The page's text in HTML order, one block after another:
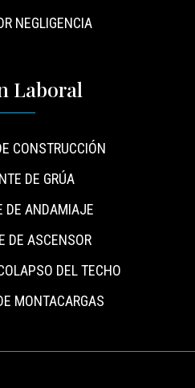
NEGLIGENCIA
Laboral
CONSTRUCCIÓN
DE GRÚA
DE ANDAMIAJE
DE ASCENSOR
DEL TECHO
MONTACARGAS